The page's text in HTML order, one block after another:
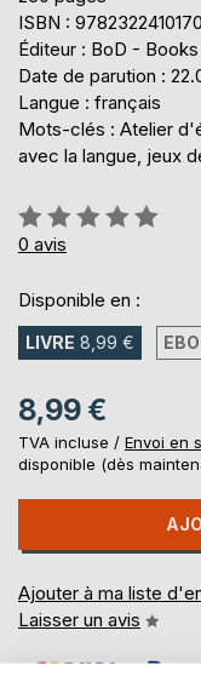
ISBN : 9782322410170
Éditeur : BoD -
Date de parution :
Langue : français
Mots-clés : Atelier
avec la langue, jeux
Évaluation:
0%
0 avis
Disponible en :
LIVRE 8,99 €
8,99 €
TVA incluse / Envoi en
disponible (dès
Ajouter à ma liste
Laisser un avis